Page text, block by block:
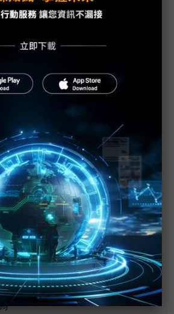
AI相關HPC產品仍是唯一動能
2大市場展望
認列403地震損失30億元
箭破關 取得支持 、技術與產能優
電1Q24合併營收達5,926億元
、出貨比創高 村田示警全球AI基
產能提前售罄 買家「祕而不